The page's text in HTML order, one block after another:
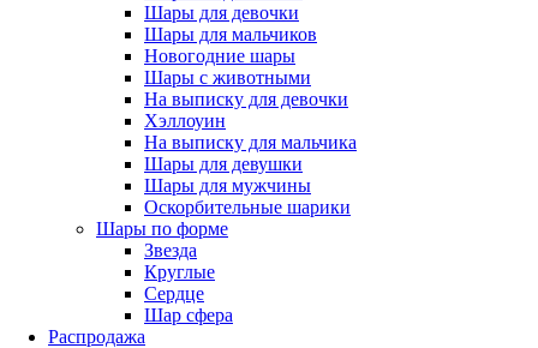
Шары для девочки
Шары для мальчиков
Новогодние шары
Шары с животными
На выписку для девочки
Хэллоуин
На выписку для мальчика
Шары для девушки
Шары для мужчины
Оскорбительные шарики
Шары по форме
Звезда
Круглые
Сердце
Шар сфера
Распродажа